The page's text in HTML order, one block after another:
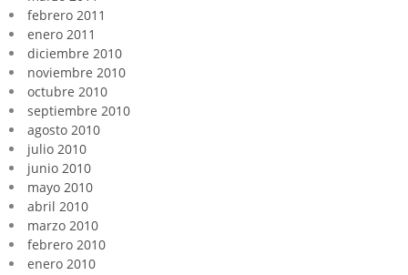
febrero 2011
enero 2011
diciembre 2010
noviembre 2010
octubre 2010
septiembre 2010
agosto 2010
julio 2010
junio 2010
mayo 2010
abril 2010
marzo 2010
febrero 2010
enero 2010